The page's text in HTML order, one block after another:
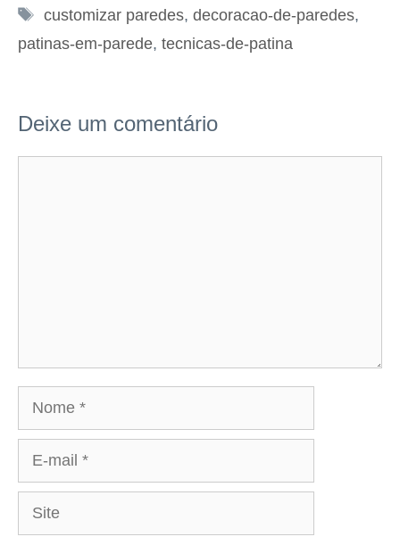
Tags
customizar paredes, decoracao-de-paredes,
patinas-em-parede, tecnicas-de-patina
Deixe um comentário
Nome
mail
Site